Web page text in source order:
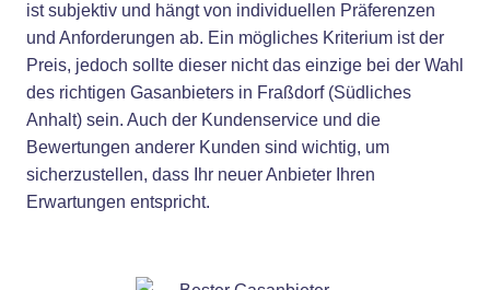
ist subjektiv und hängt von individuellen Präferenzen
und Anforderungen ab. Ein mögliches Kriterium ist der
Preis, jedoch sollte dieser nicht das einzige bei der Wahl
des richtigen Gasanbieters in Fraßdorf (Südliches
Anhalt) sein. Auch der Kundenservice und die
Bewertungen anderer Kunden sind wichtig, um
sicherzustellen, dass Ihr neuer Anbieter Ihren
Erwartungen entspricht.